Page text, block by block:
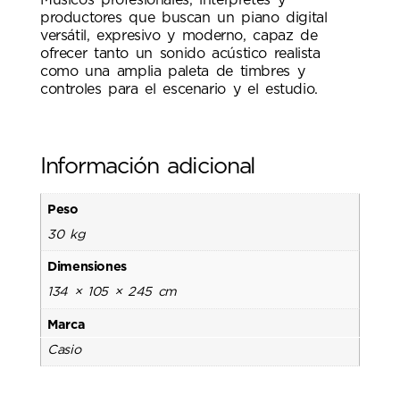
productores que buscan un piano digital
versátil, expresivo y moderno, capaz de
ofrecer tanto un sonido acústico realista
como una amplia paleta de timbres y
controles para el escenario y el estudio.
Información adicional
Peso
30 kg
Dimensiones
134 × 105 × 245 cm
Marca
Casio